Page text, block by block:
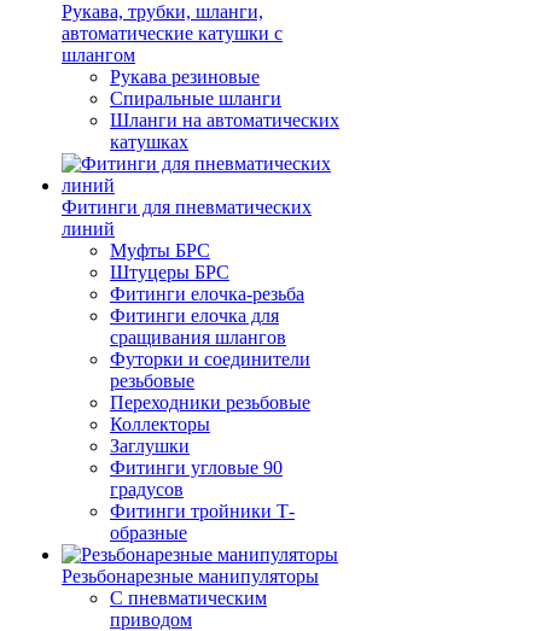
Рукава, трубки, шланги,
автоматические катушки с
шлангом
Рукава резиновые
Спиральные шланги
Шланги на автоматических
катушках
Фитинги для пневматических
линий
Муфты БРС
Штуцеры БРС
Фитинги елочка-резьба
Фитинги елочка для
сращивания шлангов
Футорки и соединители
резьбовые
Переходники резьбовые
Коллекторы
Заглушки
Фитинги угловые 90
градусов
Фитинги тройники Т-
образные
Резьбонарезные манипуляторы
С пневматическим
приводом